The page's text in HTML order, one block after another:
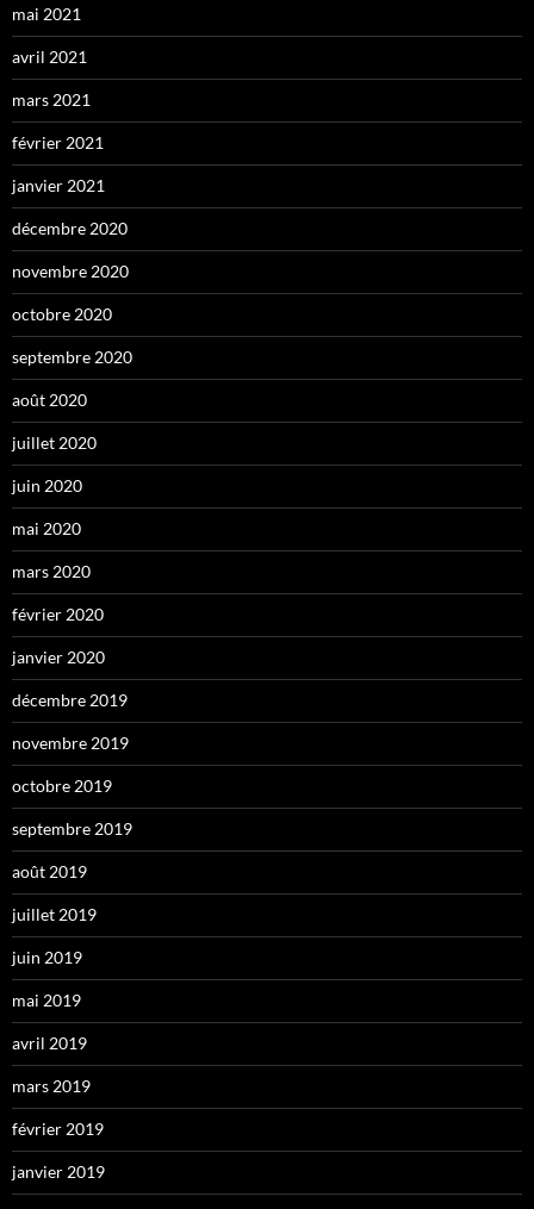
mai 2021
avril 2021
mars 2021
février 2021
janvier 2021
décembre 2020
novembre 2020
octobre 2020
septembre 2020
août 2020
juillet 2020
juin 2020
mai 2020
mars 2020
février 2020
janvier 2020
décembre 2019
novembre 2019
octobre 2019
septembre 2019
août 2019
juillet 2019
juin 2019
mai 2019
avril 2019
mars 2019
février 2019
janvier 2019